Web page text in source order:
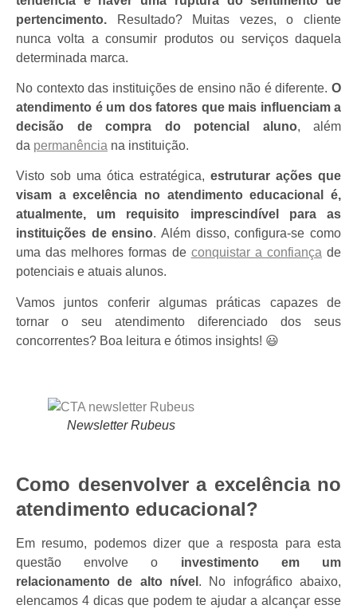
pertencimento.
Resultado? Muitas vezes, o cliente
nunca volta a consumir produtos ou serviços daquela
determinada marca.
No contexto das instituições de ensino não é diferente. O
atendimento é um dos fatores que mais influenciam a
decisão de compra do potencial aluno, além
da permanência na instituição.
Visto sob uma ótica estratégica, estruturar ações que
visam a excelência no atendimento educacional é,
atualmente, um requisito imprescindível para as
instituições de ensino. Além disso, configura-se como
uma das melhores formas de conquistar a confiança de
potenciais e atuais alunos.
Vamos juntos conferir algumas práticas capazes de
tornar o seu atendimento diferenciado dos seus
concorrentes? Boa leitura e ótimos insights! 😃
Newsletter Rubeus
Como desenvolver a excelência no
atendimento educacional?
Em resumo, podemos dizer que a resposta para esta
questão envolve o investimento em um
relacionamento de alto nível .
No infográfico abaixo,
elencamos 4 dicas que podem te ajudar a alcançar esse